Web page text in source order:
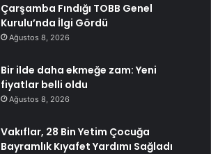
Çarşamba Fındığı TOBB Genel
Kurulu’nda İlgi Gördü
Ağustos 8, 2026
Bir ilde daha ekmeğe zam: Yeni
fiyatlar belli oldu
Ağustos 8, 2026
Vakıflar, 28 Bin Yetim Çocuğa
Bayramlık Kıyafet Yardımı Sağladı